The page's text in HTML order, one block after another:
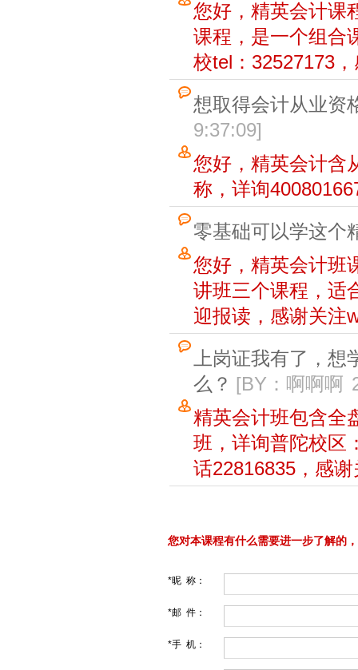
您好，精英会计课
课程，是一个组合
校tel：32527173
想取得会计从业资
9:37:09]
您好，精英会计含
称，详询
零基础可以学这个
您好，精英会计班
讲班三个课程，适
迎报读，感谢关注
上岗证我有了，
么？ [BY：啊啊啊
精英会计班包含全
班，详询普陀校区
话22816835，感
您对本课程有什么需要进一步了解的
*昵 称：
*邮 件：
*手 机：